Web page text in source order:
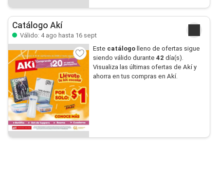
Catálogo Akí
Válido: 4 ago hasta 16 sept
Este catálogo lleno de ofertas sigue
siendo válido durante 42 día(s).
Visualiza las últimas ofertas de Akí y
ahorra en tus compras en Akí.